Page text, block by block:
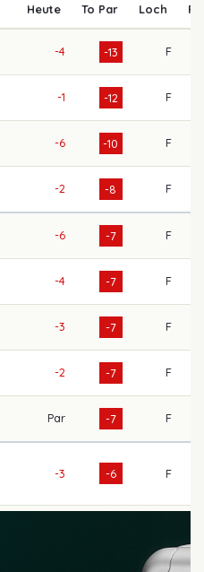
Heute To Par Loch R1
-4 -13 F
-1 -12 F
-6 -10 F
-2 -8 F
-6 -7 F
-4 -7 F
-3 -7 F
-2 -7 F
Par -7 F
-3 -6 F